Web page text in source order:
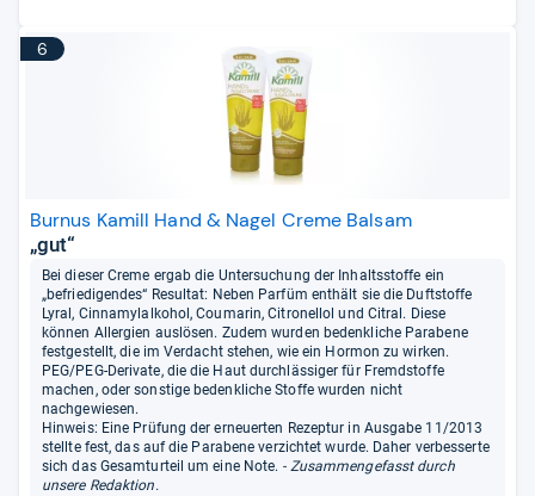
6
Burnus Kamill Hand & Nagel Creme Balsam
„gut“
Bei dieser Creme ergab die Untersuchung der Inhaltsstoffe ein
„befriedigendes“ Resultat: Neben Parfüm enthält sie die Duftstoffe
Lyral, Cinnamylalkohol, Coumarin, Citronellol und Citral. Diese
können Allergien auslösen. Zudem wurden bedenkliche Parabene
festgestellt, die im Verdacht stehen, wie ein Hormon zu wirken.
PEG/PEG-Derivate, die die Haut durchlässiger für Fremdstoffe
machen, oder sonstige bedenkliche Stoffe wurden nicht
nachgewiesen.
Hinweis: Eine Prüfung der erneuerten Rezeptur in Ausgabe 11/2013
stellte fest, das auf die Parabene verzichtet wurde. Daher verbesserte
sich das Gesamturteil um eine Note. - Zusammengefasst durch
unsere Redaktion.